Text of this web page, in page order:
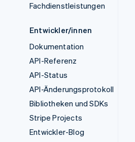
Fachdienstleistungen
Entwickler/innen
Dokumentation
API-Referenz
API-Status
API-Änderungsprotokoll
Bibliotheken und SDKs
Stripe Projects
Entwickler-Blog